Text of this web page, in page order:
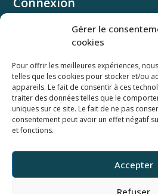
Gérer le
cookies
Pour offrir les meilleures expériences,
telles que les cookies pour stocker et/ou
appareils. Le fait de consentir à ces
traiter des données telles que le
uniques sur ce site. Le fait de ne pas
consentement peut avoir un effet négatif
et fonctions.
Accepter
Refuser
Horaires du support
Ressources
Documentation SSO
Documentation API
Webinaires
Ancienne base documentaire
Univ.theia